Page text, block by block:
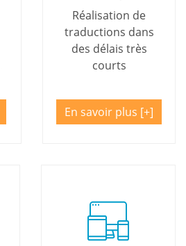
Réalisation de
traductions dans
des délais très
courts
En savoir plus